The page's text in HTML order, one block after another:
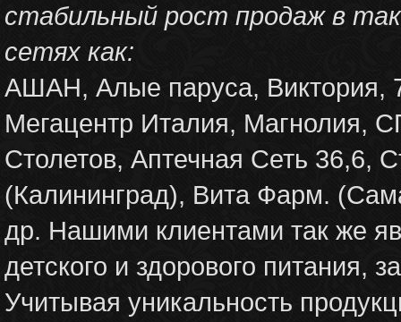
стабильный рост продаж в
сетях как:
АШАН, Алые паруса, Виктория,
Мегацентр Италия, Магнолия,
Столетов, Аптечная Сеть 36,6,
(Калининград), Вита Фарм.
др. Нашими клиентами так же
детского и здорового питания,
Учитывая уникальность